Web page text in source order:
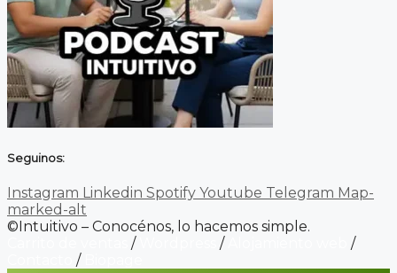
Seguinos:
Instagram Linkedin Spotify Youtube Telegram Map-
marked-alt
©Intuitivo – Conocénos, lo hacemos simple.
/ /
/
/